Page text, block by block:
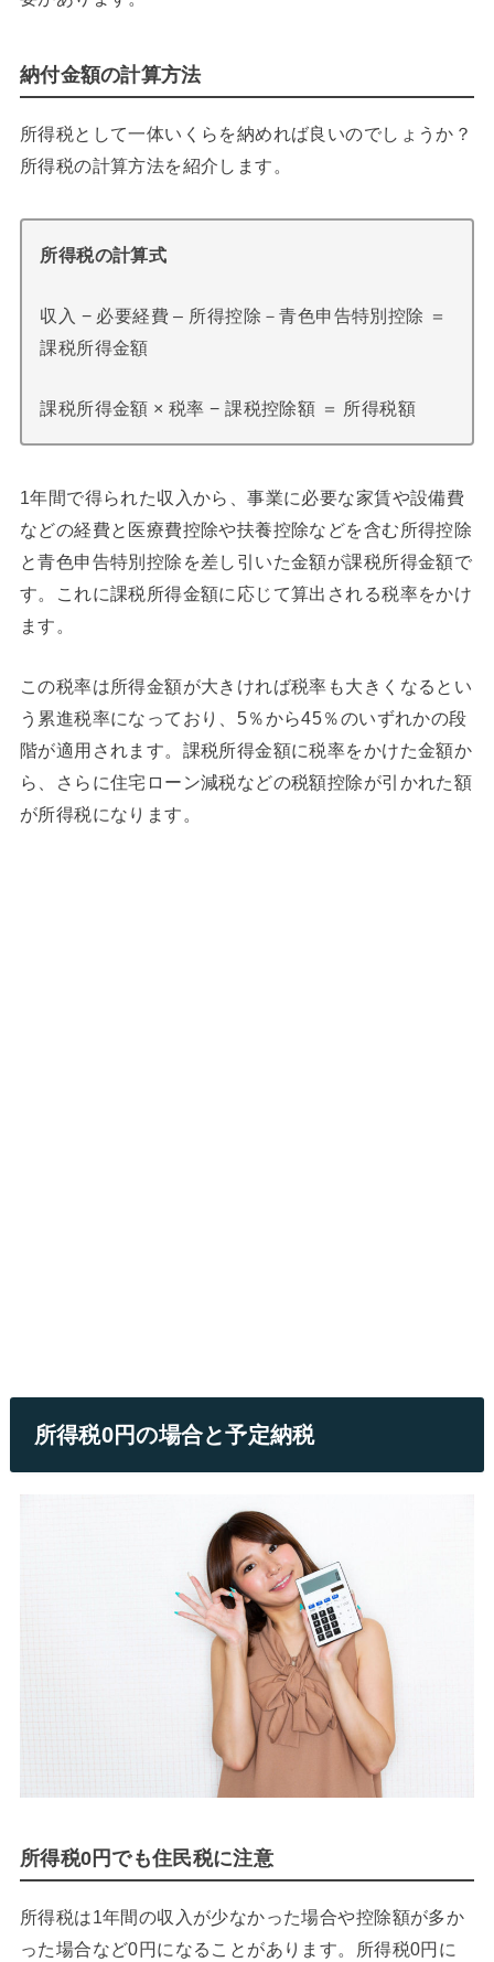
納付金額の計算方法
所得税として一体いくらを納めれば良いのでしょうか？
所得税の計算方法を紹介します。
所得税の計算式
収入 − 必要経費 – 所得控除－青色申告特別控除 ＝
課税所得金額
課税所得金額 × 税率 − 課税控除額 ＝ 所得税額
1年間で得られた収入から、事業に必要な家賃や設備費
などの経費と医療費控除や扶養控除などを含む所得控除
と青色申告特別控除を差し引いた金額が課税所得金額で
す。これに課税所得金額に応じて算出される税率をかけ
ます。
この税率は所得金額が大きければ税率も大きくなるとい
う累進税率になっており、5％から45％のいずれかの段
階が適用されます。課税所得金額に税率をかけた金額か
ら、さらに住宅ローン減税などの税額控除が引かれた額
が所得税になります。
所得税0円の場合と予定納税
所得税0円でも住民税に注意
所得税は1年間の収入が少なかった場合や控除額が多か
った場合など0円になることがあります。所得税0円に